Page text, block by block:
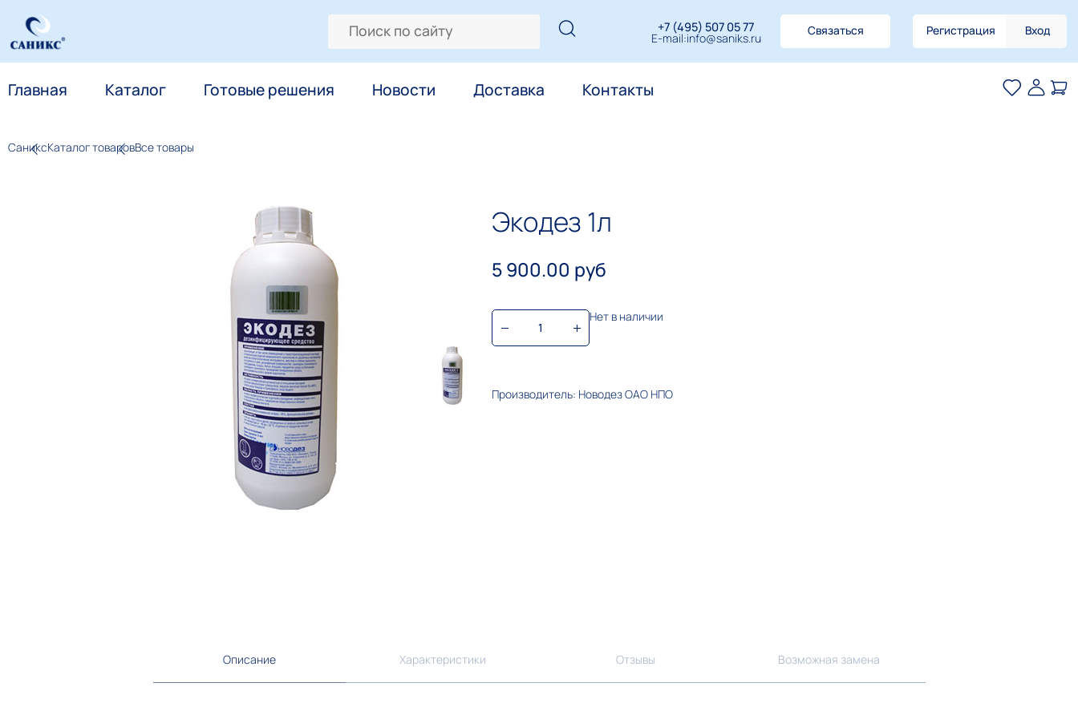
+7 (495) 507 05 77
E-mail:info@saniks.ru Связаться Регистрация Вход
Главная Каталог Готовые решения Новости Доставка Контакты
СаниксКаталог товаровВсе товары
Экодез 1л
5 900.00 руб
Нет в наличии
Производитель: Новодез ОАО НПО
Описание Характеристики Отзывы Возможная замена